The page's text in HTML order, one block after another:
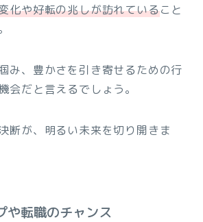
化や好転の兆しが訪れていること
み、豊かさを引き寄せるための行
会だと言えるでしょう。
断が、明るい未来を切り開きま
や転職のチャンス